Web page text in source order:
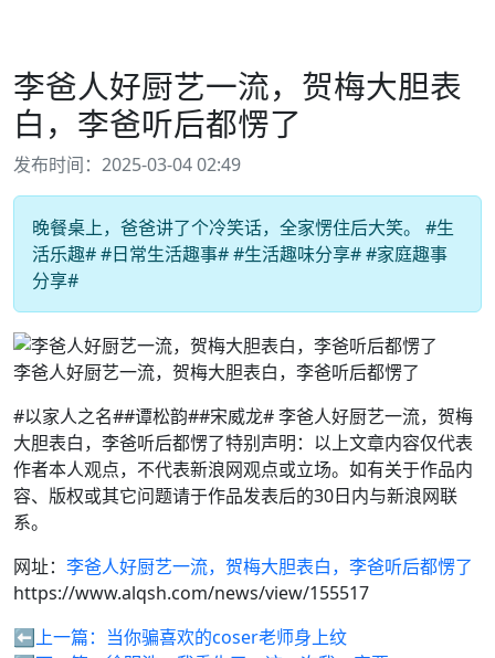
李爸人好厨艺一流，贺梅大胆表
白，李爸听后都愣了
发布时间：2025-03-04 02:49
晚餐桌上，爸爸讲了个冷笑话，全家愣住后大笑。 #生
活乐趣# #日常生活趣事# #生活趣味分享# #家庭趣事
分享#
李爸人好厨艺一流，贺梅大胆表白，李爸听后都愣了
#以家人之名##谭松韵##宋威龙# 李爸人好厨艺一流，贺梅
大胆表白，李爸听后都愣了特别声明：以上文章内容仅代表
作者本人观点，不代表新浪网观点或立场。如有关于作品内
容、版权或其它问题请于作品发表后的30日内与新浪网联
系。
网址： 李爸人好厨艺一流，贺梅大胆表白，李爸听后都愣了
https://www.alqsh.com/news/view/155517
⬅️上一篇： 当你骗喜欢的coser老师身上纹